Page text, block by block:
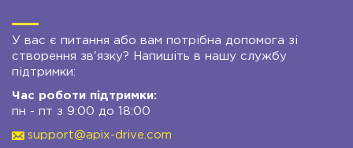
У вас є питання або вам потрібна допомога зі
створення зв'язку? Напишіть в нашу службу
підтримки:
Час роботи підтримки:
пн - пт з 9:00 до 18:00
support@apix-drive.com